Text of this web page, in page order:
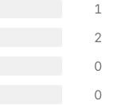
1
2
0
0